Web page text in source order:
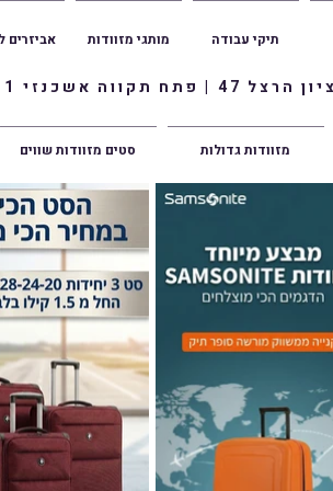
אביזרים מותגי מזוודות תיקי עבודה
סטים מזוודות שווים מזוודות גדולות